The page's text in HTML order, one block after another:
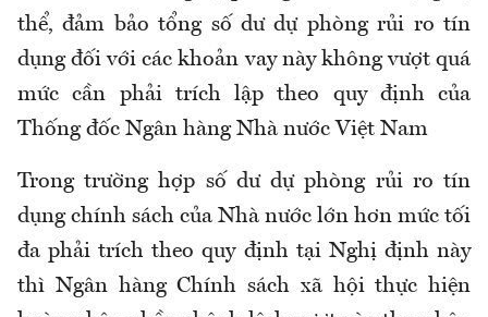
thể, đảm bảo tổng số dư dự phòng rủi ro tín
dụng đối với các khoản vay này không vượt quá
mức cần phải trích lập theo quy định của
Thống đốc Ngân hàng Nhà nước Việt Nam
Trong trường hợp số dư dự phòng rủi ro tín
dụng chính sách của Nhà nước lớn hơn mức tối
đa phải trích theo quy định tại Nghị định này
thì Ngân hàng Chính sách xã hội thực hiện